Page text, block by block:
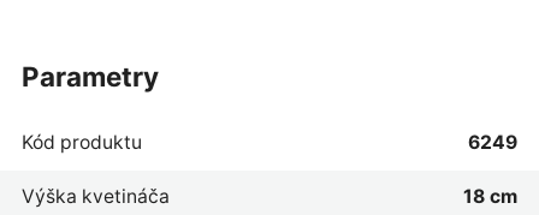
parametry
Kód produktu 6249
Výška kvetináča 18 cm